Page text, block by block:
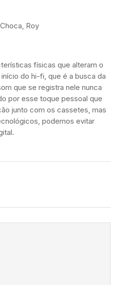
físicas que alteram o
do hi-fi, que é a busca da
que se registra nele nunca
por esse toque pessoal que
junto com os cassetes, mas
podemos evitar